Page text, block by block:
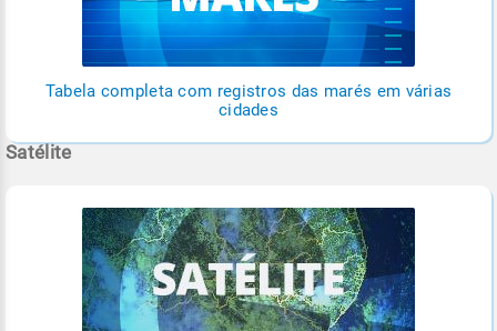
Tabela completa com registros das marés em várias
cidades
Satélite